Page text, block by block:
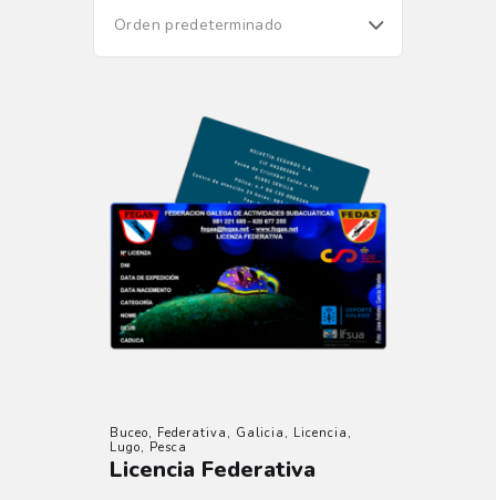
Buceo, Federativa , Galicia , Licencia ,
Lugo, Pesca
Licencia Federativa